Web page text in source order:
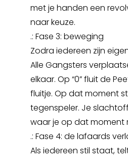
met je handen een
naar keuze.
.: Fase 3: beweging
Zodra iedereen zijn
Alle Gangsters
elkaar. Op “0” fluit de
fluitje. Op dat moment
tegenspeler. Je
waar je op dat moment
.: Fase 4: de lafaards
Als iedereen stil staat,